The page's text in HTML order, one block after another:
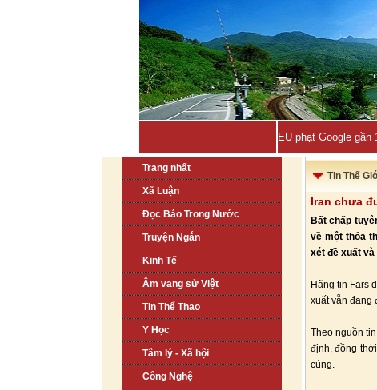
EU phạt Google
Trang nhất
Xã Luận
Đọc Báo Trong Nước
Truyện Ngắn
Kinh Tế
Âm vang sử Việt
Tin Thể Thao
Y Học
Tâm lý - Xã hội
Công Nghệ
Tin Thế
Iran chưa
Bất chấp
về một thỏa
xét đề xuất
Hãng tin Fars
xuất vẫn đang
Theo nguồn
định, đồng
cùng.